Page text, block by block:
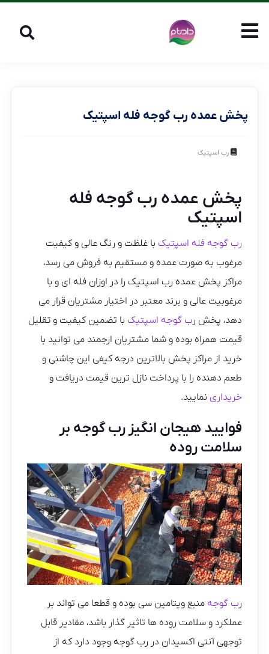
پخش عمده رب گوجه فله اسپتیک
رب اسپتیک
پخش عمده رب گوجه فله
اسپتیک
رب گوجه فله اسپتیکبا غلظت و رنگ عالی و کیفیت
مرغوب به صورت عمده و مستقیم به فروش می رسد،
مراکز پخش عمده رب اسپتیک را در اوزان فله ای و با
مرغوبیت عالی و برند معتبر در اختیار مشتریان قرار می
دهد، پخش رب گوجه اسپتیک با تضمین کیفیت و تقلیل
قیمت همراه بوده و شما مشتریان ارجمند می توانید با
خرید از مراکز پخش بالاترین درجه کیفی این چاشنی و
طعم دهنده را با پرداخت نازل ترین قیمت دریافت و
خریداری نمایید.
فوایید هیجان انگیز رب گوجه بر
سلامت روده
ر ب گوجهمنبع ویتامین سی بوده و قطعا می تواند بر
عملکرد و سلامت روده ها تاثیر گذار باشد، مقادیر قابل
توجهی آنتی اکسیدان در رب گوجه وجود دارد که از